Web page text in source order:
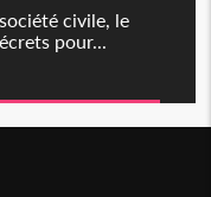
civile, le
pour...